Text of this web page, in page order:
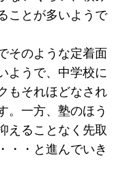
ことが多いようで
そのような定着面
ようで、中学校に
もそれほどなされ
。一方、塾のほう
えることなく先取
・・と進んでいき